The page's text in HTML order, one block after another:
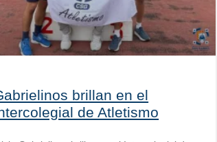
brillan en el
de Atletismo